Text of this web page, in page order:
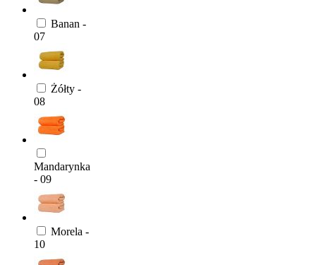
Banan -
07
Żółty -
08
Mandarynka
- 09
Morela -
10